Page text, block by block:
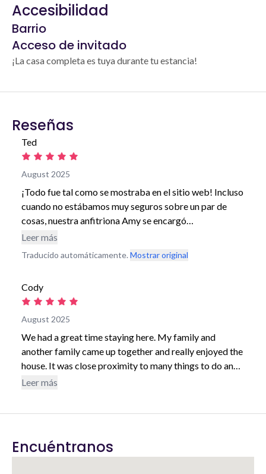
Accesibilidad
Barrio
Acceso de invitado
¡La casa completa es tuya durante tu estancia!
Reseñas
Ted
August 2025
¡Todo fue tal como se mostraba en el sitio web! Incluso
cuando no estábamos muy seguros sobre un par de
cosas, nuestra anfitriona Amy se encargó
personalmente de los pequeños detalles. Una gran
Leer más
Traducido automáticamente. Mostrar original
Cody
August 2025
We had a great time staying here. My family and
another family came up together and really enjoyed the
house. It was close proximity to many things to do and
places to eat. The video games were a big hit and so
Leer más
Encuéntranos